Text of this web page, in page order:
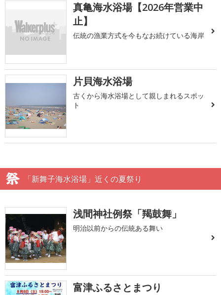
真亀海水浴場【2026年営業中
止】
伝統の漁業方式を今もなお続けている海岸
片貝海水浴場
古くから海水浴場として親しまれるスポッ
ト
「新舞子海水浴場」近くの夏祭り
浅間神社例祭「羯鼓舞」
明治以前からの伝統ある舞い
富津ふるさとまつり